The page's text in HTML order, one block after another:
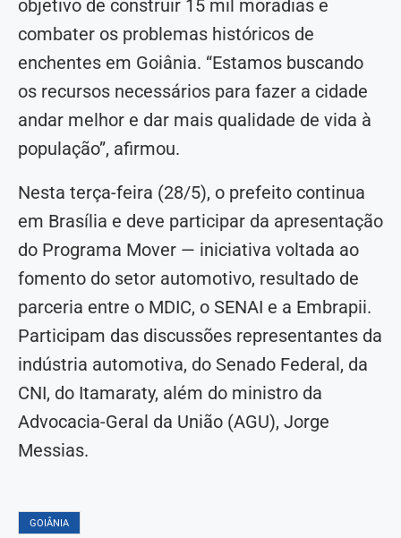
objetivo de construir 15 mil moradias e
combater os problemas históricos de
enchentes em Goiânia. “Estamos buscando
os recursos necessários para fazer a cidade
andar melhor e dar mais qualidade de vida à
população”, afirmou.
Nesta terça-feira (28/5), o prefeito continua
em Brasília e deve participar da apresentação
do Programa Mover — iniciativa voltada ao
fomento do setor automotivo, resultado de
parceria entre o MDIC, o SENAI e a Embrapii.
Participam das discussões representantes da
indústria automotiva, do Senado Federal, da
CNI, do Itamaraty, além do ministro da
Advocacia-Geral da União (AGU), Jorge
Messias.
GOIÂNIA